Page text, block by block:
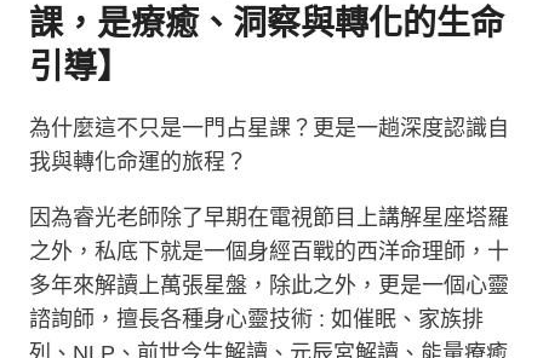
課，是療癒、洞察與轉化的生命
引導】
為什麼這不只是一門占星課？更是一趟深度認識自
我與轉化命運的旅程？
因為睿光老師除了早期在電視節目上講解星座塔羅
之外，私底下就是一個身經百戰的西洋命理師，十
多年來解讀上萬張星盤，除此之外，更是一個心靈
諮詢師，擅長各種身心靈技術 : 如催眠、家族排
列、 NLP 、前世今生解讀、元辰宮解讀、能量療癒